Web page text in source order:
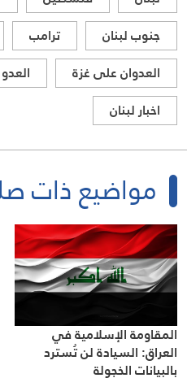
جنوب لبنان
ترامب
العدوان على غزة
اخبار لبنان
مواضيع ذات
المقاومة الإسلامية في
العراق: السيادة لن تُسترد
بالبيانات الخجولة